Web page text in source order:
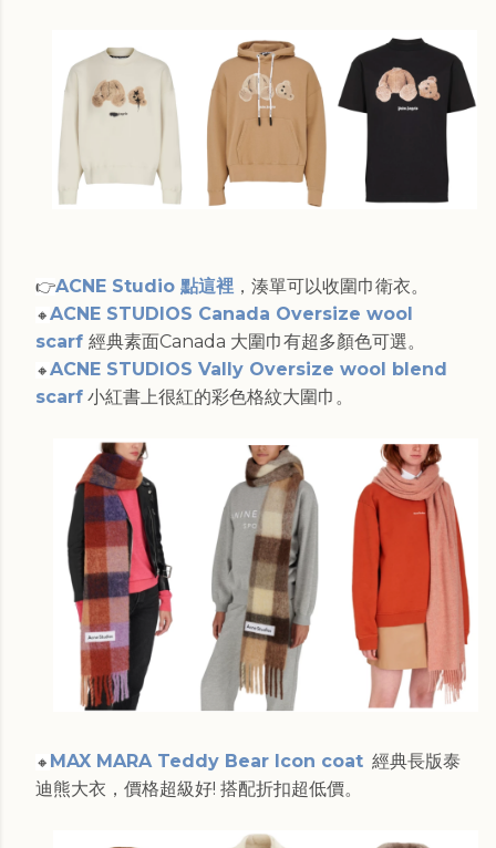
👉ACNE Studio 點這裡 ，湊單可以收圍巾衛衣。
🔸 ACNE STUDIOS Canada Oversize wool
scarf 經典素面Canada 大圍巾有超多顏色可選。
🔸 ACNE STUDIOS Vally Oversize wool blend
scarf 小紅書上很紅的彩色格紋大圍巾。
🔸 MAX MARA Teddy Bear Icon coat 經典長版泰
迪熊大衣，價格超級好! 搭配折扣超低價。